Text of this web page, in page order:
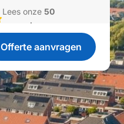
Lees onze50
recensies
Offerte aanvragen